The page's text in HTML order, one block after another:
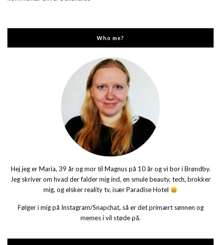
Who me?
Hej jeg er Maria, 39 år og mor til Magnus på 10 år og vi bor i Brøndby.
Jeg skriver om hvad der falder mig ind, en smule beauty, tech, brokker
mig, og elsker reality tv, især Paradise Hotel
Følger i mig på Instagram/Snapchat, så er det primært sønnen og
memes i vil støde på.